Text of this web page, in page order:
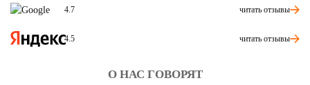
4.7 читать отзывы
4.5 читать отзывы
О НАС ГОВОРЯТ